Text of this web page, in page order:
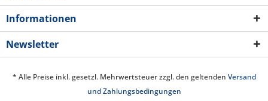
Informationen
Newsletter
* Alle Preise inkl. gesetzl. Mehrwertsteuer zzgl. den geltenden Versand
und Zahlungsbedingungen